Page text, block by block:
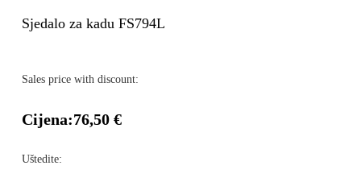
Sjedalo za kadu FS794L
Sales price with discount:
Cijena:76,50 €
Uštedite: